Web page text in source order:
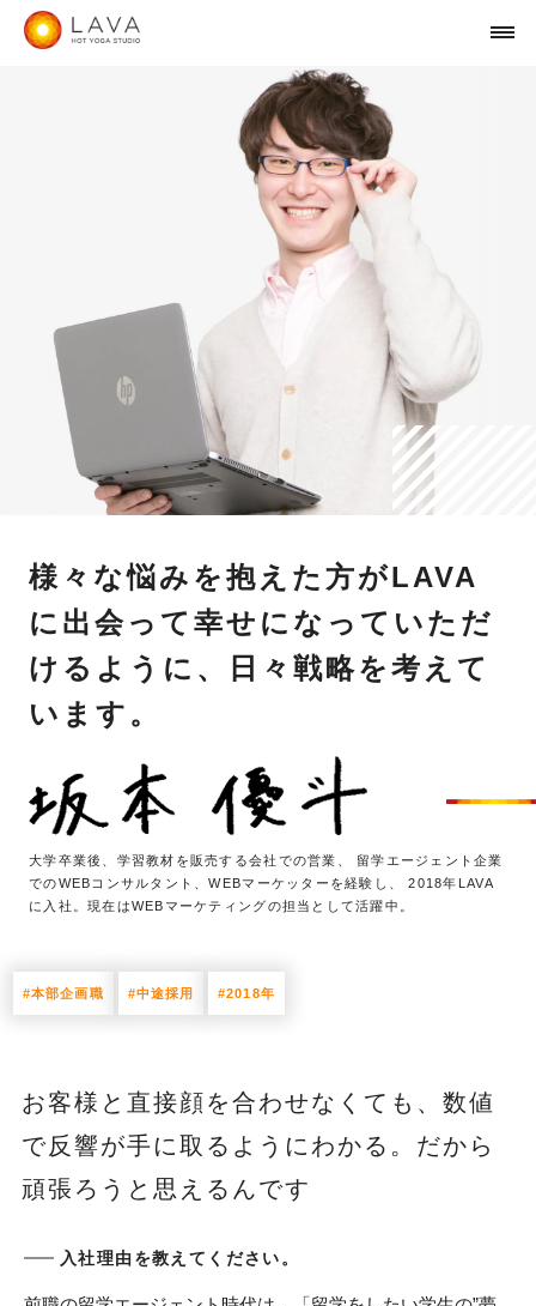
様々な悩みを抱えた方がLAVA
に出会って幸せになっていただ
けるように、日々戦略を考えて
います。
大学卒業後、学習教材を販売する会社での営業、 留学エージェント企業
でのWEBコンサルタント、WEBマーケッターを経験し、2018年LAVA
に入社。現在はWEBマーケティングの担当として活躍中。
#本部企画職 #中途採用 #2018年
お客様と直接顔を合わせなくても、数値
で反響が手に取るようにわかる。だから
頑張ろうと思えるんです
入社理由を教えてください。